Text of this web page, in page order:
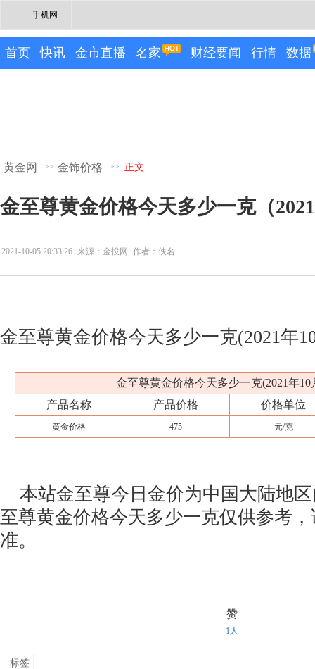
手机网
首页 快讯 金市直播 名家 财经要闻 行情 数据
黄金网 >> 金饰价格 >> 正文
金至尊黄金价格今天多少一克（
2021-10-05 20:33:26 来源：金投网 作者：佚名
金至尊黄金价格今天多少一克(2021年
金至尊黄金价格今天多少一克(2021年10
产品名称
产品价格 价格单位
黄金价格 475 元/克
本站金至尊今日金价为中国大陆地
至尊黄金价格今天多少一克仅供参考
准。
赞
1人
标签